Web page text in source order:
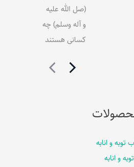
(صل الله علیه
و آله وسلم) چه
کسانی هستند
و انابه